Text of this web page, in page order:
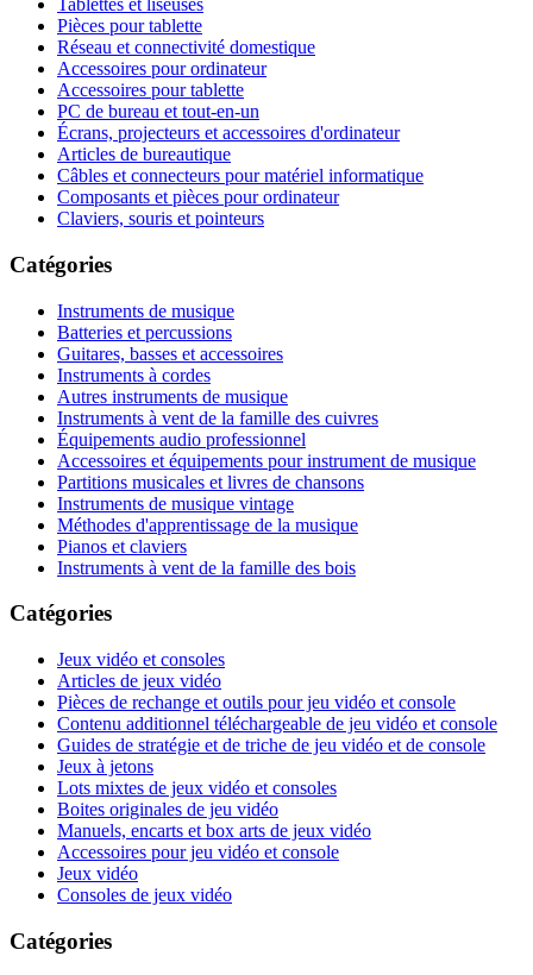
Tablettes et liseuses
Pièces pour tablette
Réseau et connectivité domestique
Accessoires pour ordinateur
Accessoires pour tablette
PC de bureau et tout-en-un
Écrans, projecteurs et accessoires d'ordinateur
Articles de bureautique
Câbles et connecteurs pour matériel informatique
Composants et pièces pour ordinateur
Claviers, souris et pointeurs
Catégories
Instruments de musique
Batteries et percussions
Guitares, basses et accessoires
Instruments à cordes
Autres instruments de musique
Instruments à vent de la famille des cuivres
Équipements audio professionnel
Accessoires et équipements pour instrument de musique
Partitions musicales et livres de chansons
Instruments de musique vintage
Méthodes d'apprentissage de la musique
Pianos et claviers
Instruments à vent de la famille des bois
Catégories
Jeux vidéo et consoles
Articles de jeux vidéo
Pièces de rechange et outils pour jeu vidéo et console
Contenu additionnel téléchargeable de jeu vidéo et console
Guides de stratégie et de triche de jeu vidéo et de console
Jeux à jetons
Lots mixtes de jeux vidéo et consoles
Boites originales de jeu vidéo
Manuels, encarts et box arts de jeux vidéo
Accessoires pour jeu vidéo et console
Jeux vidéo
Consoles de jeux vidéo
Catégories